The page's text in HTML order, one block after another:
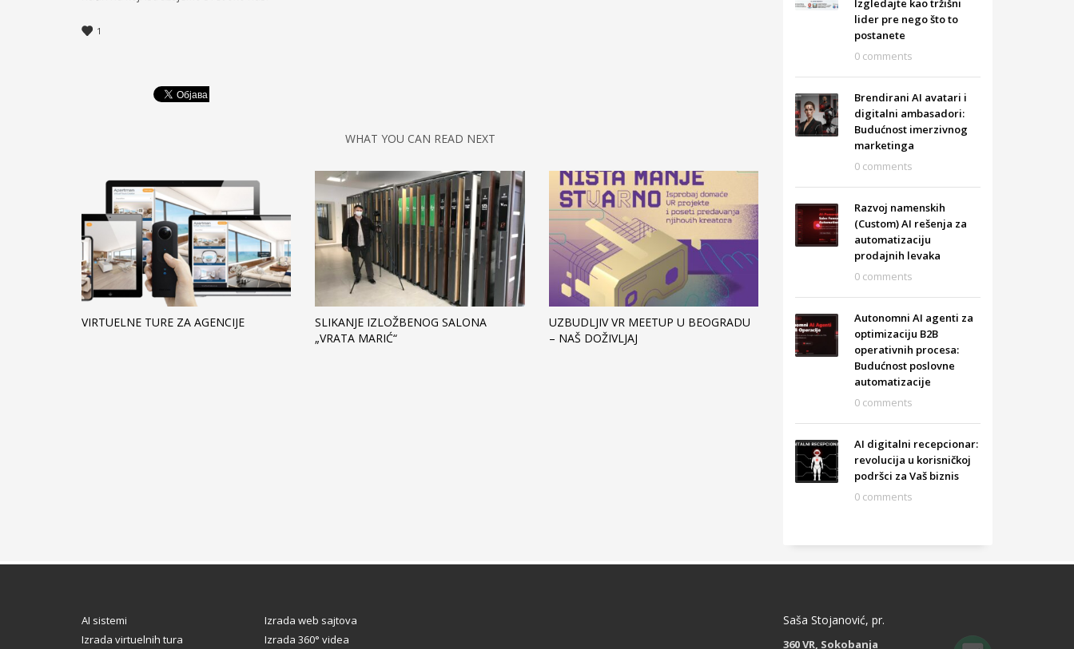
1
WHAT YOU CAN READ NEXT
VIRTUELNE TURE ZA AGENCIJE
SLIKANJE IZLOŽBENOG SALONA
„VRATA MARIĆ“
UZBUDLJIV VR MEETUP U BEOGRADU
– NAŠ DOŽIVLJAJ
Izgledajte kao tržišni
lider pre nego što to
postanete
0 comments
Brendirani AI avatari i
digitalni ambasadori:
Budućnost imerzivnog
marketinga
0 comments
Razvoj namenskih
(Custom) AI rešenja za
automatizaciju
prodajnih levaka
0 comments
Autonomni AI agenti za
optimizaciju B2B
operativnih procesa:
Budućnost poslovne
automatizacije
0 comments
AI digitalni recepcionar:
revolucija u korisničkoj
podršci za Vaš biznis
0 comments
AI sistemi
Izrada web sajtova
Izrada virtuelnih tura
Izrada 360° videa
Saša Stojanović, pr.
360 VR, Sokobanja